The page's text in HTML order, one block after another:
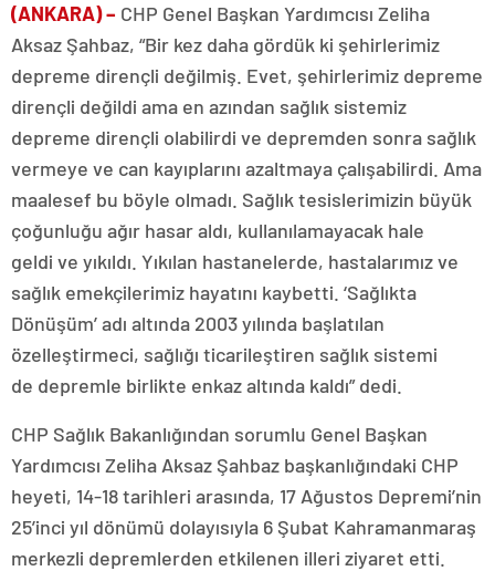
(ANKARA) – CHP Genel Başkan Yardımcısı Zeliha
Aksaz Şahbaz, “Bir kez daha gördük ki şehirlerimiz
depreme dirençli değilmiş. Evet, şehirlerimiz depreme
dirençli değildi ama en azından sağlık sistemiz
depreme dirençli olabilirdi ve depremden sonra sağlık
vermeye ve can kayıplarını azaltmaya çalışabilirdi. Ama
maalesef bu böyle olmadı. Sağlık tesislerimizin büyük
çoğunluğu ağır hasar aldı, kullanılamayacak hale
geldi ve yıkıldı. Yıkılan hastanelerde, hastalarımız ve
sağlık emekçilerimiz hayatını kaybetti. ‘Sağlıkta
Dönüşüm’ adı altında 2003 yılında başlatılan
özelleştirmeci, sağlığı ticarileştiren sağlık sistemi
de depremle birlikte enkaz altında kaldı” dedi.
CHP Sağlık Bakanlığından sorumlu Genel Başkan
Yardımcısı Zeliha Aksaz Şahbaz başkanlığındaki CHP
heyeti, 14-18 tarihleri arasında, 17 Ağustos Depremi’nin
25’inci yıl dönümü dolayısıyla 6 Şubat Kahramanmaraş
merkezli depremlerden etkilenen illeri ziyaret etti.